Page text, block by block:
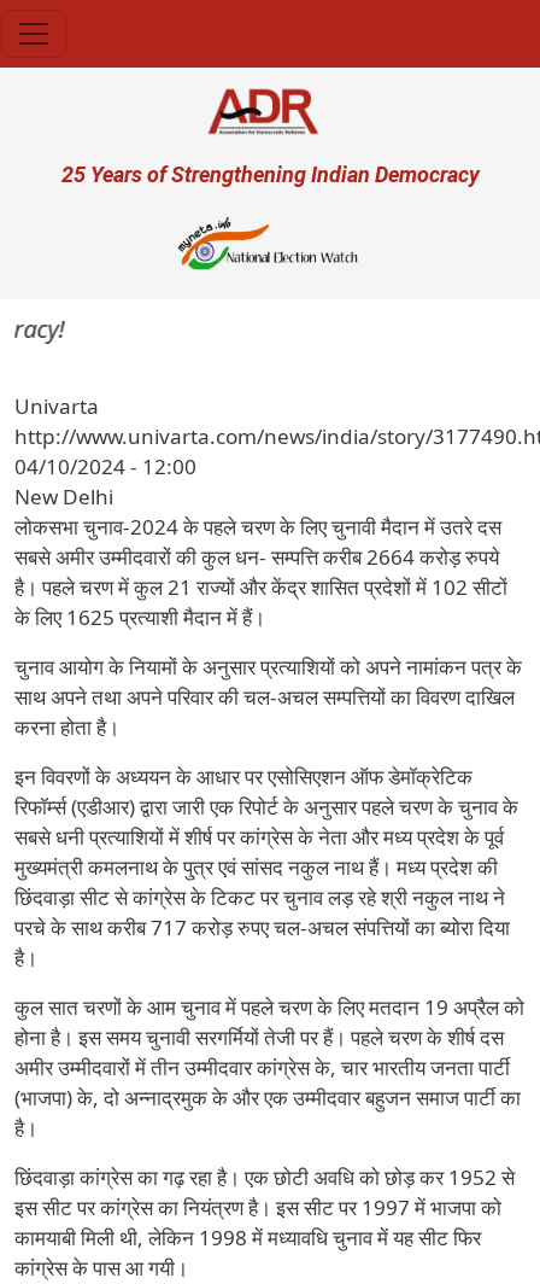
User account menu
25 Years of Strengthening Indian Democracy
Univarta
http://www.univarta.com/news/india/story/
04/10/2024 - 12:00
New Delhi
लोकसभा चुनाव-2024 के पहले चरण के लिए चुनावी मैदान में उतरे दस
सबसे अमीर उम्मीदवारों की कुल धन- सम्पत्ति करीब 2664 करोड़ रुपये
है। पहले चरण में कुल 21 राज्यों और केंद्र शासित प्रदेशों में 102 सीटों
के लिए 1625 प्रत्याशी मैदान में हैं।
चुनाव आयोग के नियामों के अनुसार प्रत्याशियों को अपने नामांकन पत्र के
साथ अपने तथा अपने परिवार की चल-अचल सम्पत्तियों का विवरण दाखिल
करना होता है।
इन विवरणों के अध्ययन के आधार पर एसोसिएशन ऑफ डेमॉक्रेटिक
रिफॉर्म्स (एडीआर) द्वारा जारी एक रिपोर्ट के अनुसार पहले चरण के चुनाव के
सबसे धनी प्रत्याशियों में शीर्ष पर कांग्रेस के नेता और मध्य प्रदेश के पूर्व
मुख्यमंत्री कमलनाथ के पु्त्र एवं सांसद नकुल नाथ हैं। मध्य प्रदेश की
छिंदवाड़ा सीट से कांग्रेस के टिकट पर चुनाव लड़ रहे श्री नकुल नाथ ने
परचे के साथ करीब 717 करोड़ रुपए चल-अचल संपत्तियों का ब्योरा दिया
है।
कुल सात चरणों के आम चुनाव में पहले चरण के लिए मतदान 19 अप्रैल को
होना है। इस समय चुनावी सरगर्मियों तेजी पर हैं। पहले चरण के शीर्ष दस
अमीर उम्मीदवारों में तीन उम्मीदवार कांग्रेस के, चार भारतीय जनता पार्टी
(भाजपा) के, दो अन्नाद्रमुक के और एक उम्मीदवार बहुजन समाज पार्टी का
है।
छिंदवाड़ा कांग्रेस का गढ़ रहा है। एक छोटी अवधि को छोड़ कर 1952 से
इस सीट पर कांग्रेस का नियंत्रण है। इस सीट पर 1997 में भाजपा को
कामयाबी मिली थी, लेकिन 1998 में मध्यावधि चुनाव में यह सीट फिर
कांग्रेस के पास आ गयी।